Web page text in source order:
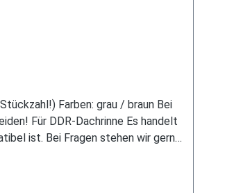
Farben: grau / braun Bei
Für DDR-Dachrinne Es handelt
ist. Bei Fragen stehen wir gerne
über unser Kontaktformular oder